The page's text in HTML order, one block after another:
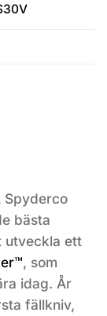
Spyderco
bästa
utveckla ett
, som
idag. År
fällkniv,